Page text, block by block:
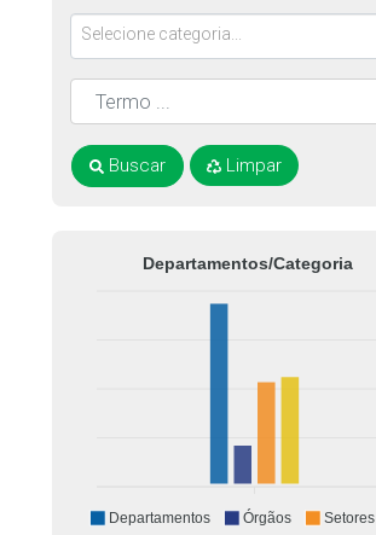
Selecione categoria...
Buscar Limpar
Departamentos/Categoria
Departamentos Órgãos
Setores